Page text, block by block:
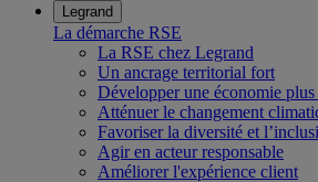
Legrand
La démarche RSE
La RSE chez Legrand
Un ancrage territorial fort
Développer une économie
Atténuer le changement
Favoriser la diversité et
Agir en acteur responsable
Améliorer l'expérience client